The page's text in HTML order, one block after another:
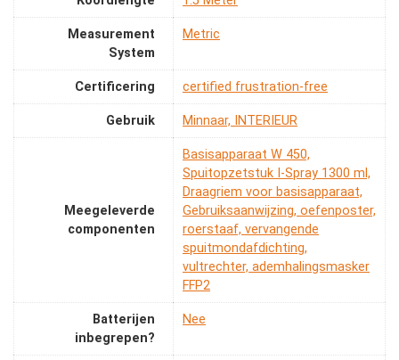
Measurement
System
‎Metric
Certificering ‎certified frustration-free
Gebruik ‎Minnaar, INTERIEUR
Meegeleverde
componenten
‎Basisapparaat W 450,
Spuitopzetstuk I-Spray 1300 ml,
Draagriem voor basisapparaat,
Gebruiksaanwijzing, oefenposter,
roerstaaf, vervangende
spuitmondafdichting,
vultrechter, ademhalingsmasker
FFP2
Batterijen
inbegrepen?
‎Nee